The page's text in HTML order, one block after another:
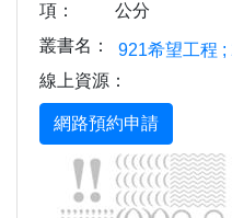
項：
公分
叢書名：
921希望工程 ;
線上資源：